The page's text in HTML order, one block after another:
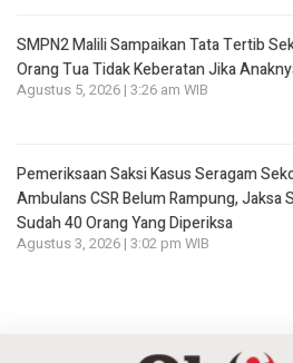
SMPN2 Malili Sampaikan Tata Tertib
Orang Tua Tidak Keberatan Jika
Agustus 5, 2026 | 3:26 am WIB
Pemeriksaan Saksi Kasus Seragam
Ambulans CSR Belum Rampung, Jaksa
Sudah 40 Orang Yang Diperiksa
Agustus 3, 2026 | 3:02 pm WIB